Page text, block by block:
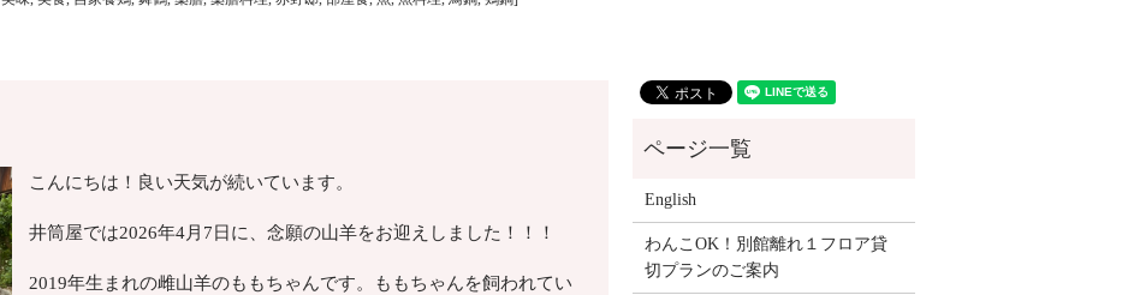
こんにちは！良い天気が続いています。
井筒屋では2026年4月7日に、念願の山羊をお迎えしました！！！
2019年生まれの雌山羊のももちゃんです。ももちゃんを飼われてい
English
わんこOK！別館離れ１フロア貸
切プランのご案内